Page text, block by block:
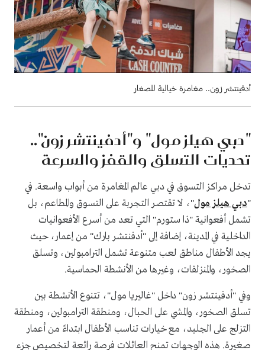
أدفينتشر زون.. مغامرة خيالية للصغار
"دبي هيلز مول" و"أدفينتشر زون"..
تحديات التسلق والقفز والسرعة
تدخل مراكز التسوق في دبي عالم المغامرة من أبواب واسعة. في
"دبي هيلز مول"، لا تقتصر التجربة على التسوق والمطاعم، بل
تشمل أفعوانية "ذا ستورم" التي تعد من أسرع الأفعوانيات
الداخلية في المدينة، إضافة إلى "أدفنتشر بارك" من إعمار، حيث
يجد الأطفال مناطق لعب متنوعة تشمل الترامبولين، وتسلق
الصخور، والمنزلقات، وغيرها من الأنشطة الحماسية.
وفي "أدفينتشر زون" داخل "غاليريا مول"، تتنوع الأنشطة بين
تسلق الصخور، والمشي على الحبال، ومنطقة الترامبولين، ومنطقة
التزلج على الجليد، مع خيارات تناسب الأطفال ابتداءً من أعمار
صغيرة. هذه الوجهات تمنح العائلات فرصة رائعة لتخصيص جزء